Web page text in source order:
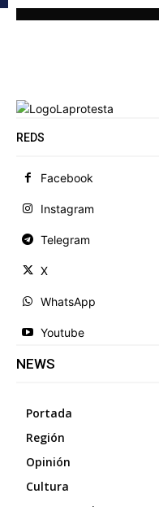
REDS
Facebook
Instagram
Telegram
X
WhatsApp
Youtube
NEWS
Portada
Región
Opinión
Cultura